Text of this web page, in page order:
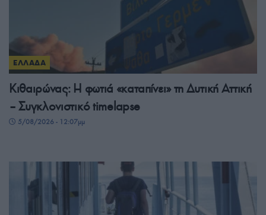
ΕΛΛΑΔΑ
Κιθαιρώνας: Η φωτιά «καταπίνει» τη Δυτική Αττική
– Συγκλονιστικό timelapse
5/08/2026 - 12:07μμ